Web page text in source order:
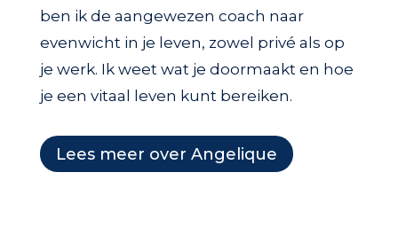
ben ik de aangewezen coach naar
evenwicht in je leven, zowel privé als op
je werk. Ik weet wat je doormaakt en hoe
je een vitaal leven kunt bereiken.
Lees meer over Angelique